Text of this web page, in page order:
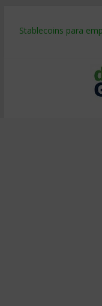
Stablecoins para
Despido silencioso:
IA en selección de
Trabajo forzoso en
Mercado hispano